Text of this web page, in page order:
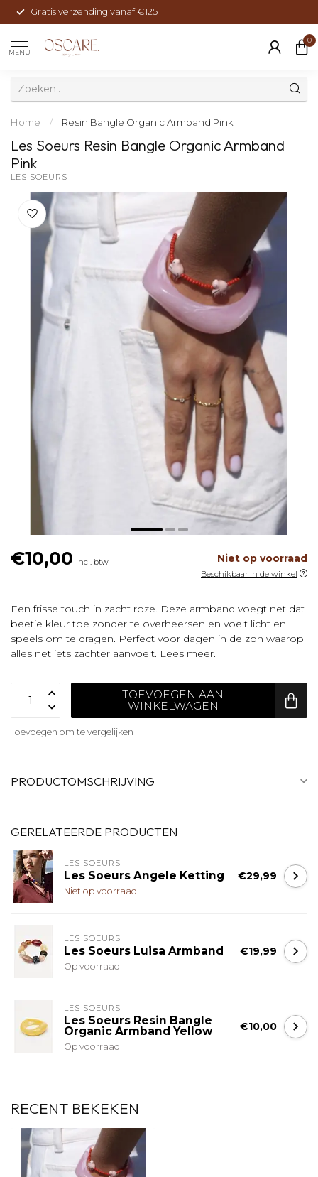
Gratis verzending vanaf €125
MENU
0
Home / Resin Bangle Organic Armband Pink
Les Soeurs Resin Bangle Organic Armband
Pink
LES SOEURS
€10,00 Incl. btw Niet op voorraad
Beschikbaar in de winkel
Een frisse touch in zacht roze. Deze armband voegt net dat
beetje kleur toe zonder te overheersen en voelt licht en
speels om te dragen. Perfect voor dagen in de zon waarop
alles net iets zachter aanvoelt. Lees meer.
TOEVOEGEN AAN
WINKELWAGEN
Toevoegen om te vergelijken
PRODUCTOMSCHRIJVING
GERELATEERDE PRODUCTEN
LES SOEURS
Les Soeurs Angele Ketting
Niet op voorraad
€29,99
LES SOEURS
Les Soeurs Luisa Armband
Op voorraad
€19,99
LES SOEURS
Les Soeurs Resin Bangle
Organic Armband Yellow
Op voorraad
€10,00
RECENT BEKEKEN